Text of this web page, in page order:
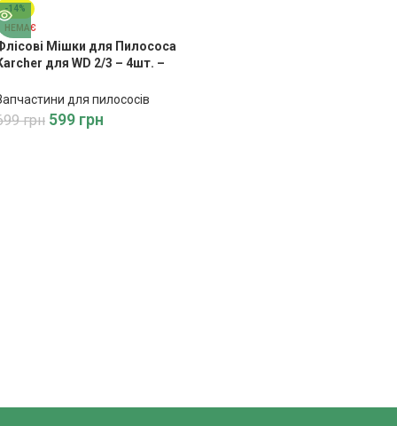
-14%
НЕМАЄ
Мішки для Пилососа
для WD 2/3 – 4шт. –
для пилососів
грн 599 грн